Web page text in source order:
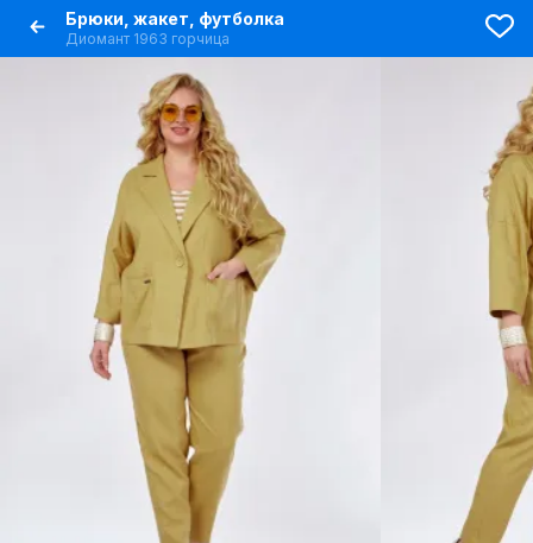
Брюки, жакет, футболка
Диомант 1963 горчица